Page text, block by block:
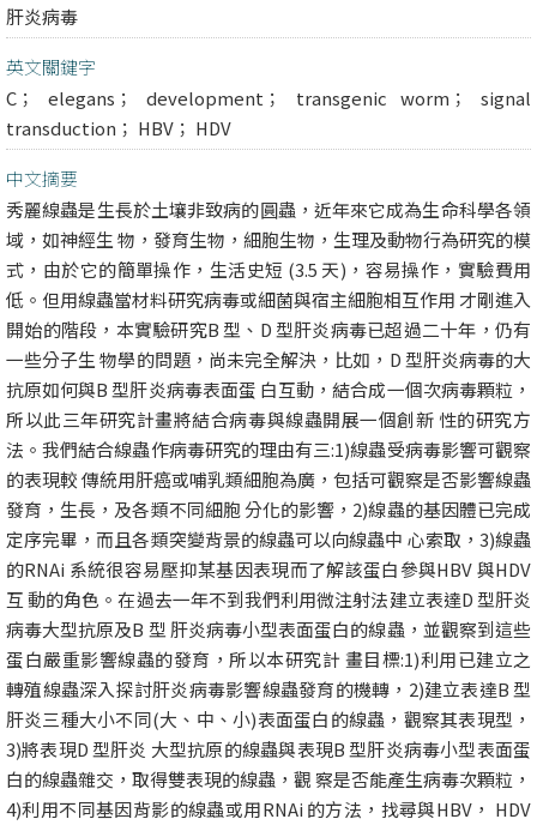
肝炎病毒
英文關鍵字
C； elegans； development； transgenic worm； signal
transduction； HBV； HDV
中文摘要
秀麗線蟲是生長於土壤非致病的圓蟲，近年來它成為生命科學各領
域，如神經生 物，發育生物，細胞生物，生理及動物行為研究的模
式，由於它的簡單操作，生活史短 (3.5 天)，容易操作，實驗費用
低。但用線蟲當材料研究病毒或細菌與宿主細胞相互作用 才剛進入
開始的階段，本實驗研究B 型、D 型肝炎病毒已超過二十年，仍有
一些分子生 物學的問題，尚未完全解決，比如，D 型肝炎病毒的大
抗原如何與B 型肝炎病毒表面蛋 白互動，結合成一個次病毒顆粒，
所以此三年研究計畫將結合病毒與線蟲開展一個創新 性的研究方
法。我們結合線蟲作病毒研究的理由有三:1)線蟲受病毒影響可觀察
的表現較 傳統用肝癌或哺乳類細胞為廣，包括可觀察是否影響線蟲
發育，生長，及各類不同細胞 分化的影響，2)線蟲的基因體已完成
定序完畢，而且各類突變背景的線蟲可以向線蟲中 心索取，3)線蟲
的RNAi 系統很容易壓抑某基因表現而了解該蛋白參與HBV 與HDV
互 動的角色。在過去一年不到我們利用微注射法建立表達D 型肝炎
病毒大型抗原及B 型 肝炎病毒小型表面蛋白的線蟲，並觀察到這些
蛋白嚴重影響線蟲的發育，所以本研究計 畫目標:1)利用已建立之
轉殖線蟲深入探討肝炎病毒影響線蟲發育的機轉，2)建立表達B 型
肝炎三種大小不同(大、中、小)表面蛋白的線蟲，觀察其表現型，
3)將表現D 型肝炎 大型抗原的線蟲與表現B 型肝炎病毒小型表面蛋
白的線蟲雜交，取得雙表現的線蟲，觀 察是否能產生病毒次顆粒，
4)利用不同基因背影的線蟲或用RNAi 的方法，找尋與HBV， HDV